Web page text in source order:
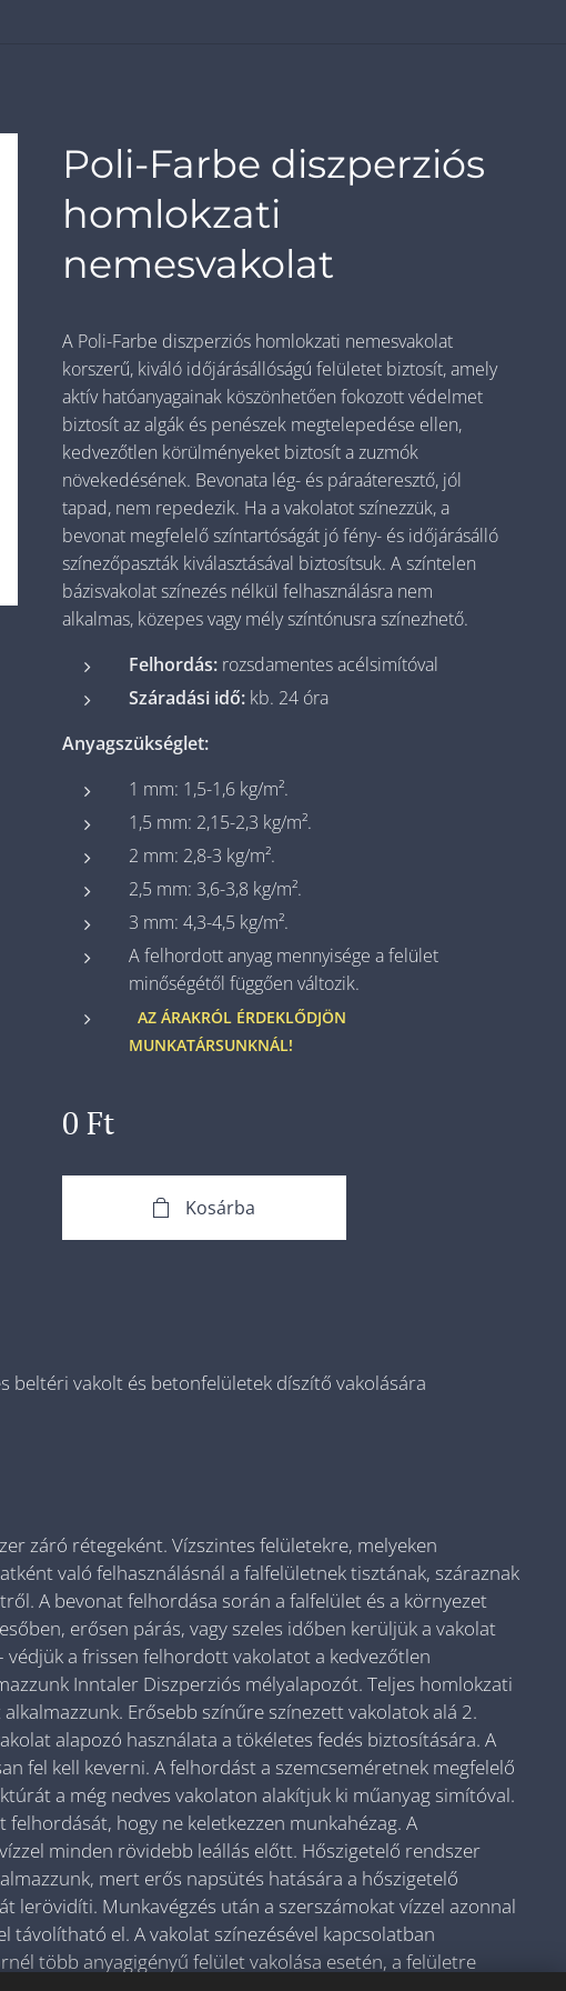
Poli-Farbe diszperziós
homlokzati
nemesvakolat
A Poli-Farbe diszperziós homlokzati nemesvakolat
korszerű, kiváló időjárásállóságú felületet biztosít, amely
aktív hatóanyagainak köszönhetően fokozott védelmet
biztosít az algák és penészek megtelepedése ellen,
kedvezőtlen körülményeket biztosít a zuzmók
növekedésének. Bevonata lég- és páraáteresztő, jól
tapad, nem repedezik. Ha a vakolatot színezzük, a
bevonat megfelelő színtartóságát jó fény- és időjárásálló
színezőpaszták kiválasztásával biztosítsuk. A színtelen
bázisvakolat színezés nélkül felhasználásra nem
alkalmas, közepes vagy mély színtónusra színezhető.
Felhordás: rozsdamentes acélsimítóval
Száradási idő: kb. 24 óra
Anyagszükséglet:
1 mm: 1,5-1,6 kg/m².
1,5 mm: 2,15-2,3 kg/m².
2 mm: 2,8-3 kg/m².
2,5 mm: 3,6-3,8 kg/m².
3 mm: 4,3-4,5 kg/m².
A felhordott anyag mennyisége a felület
minőségétől függően változik.
AZ ÁRAKRÓL ÉRDEKLŐDJÖN
MUNKATÁRSUNKNÁL!
0 Ft
Kosárba
beltéri vakolt és betonfelületek díszítő vakolására
záró rétegeként. Vízszintes felületekre, melyeken
való felhasználásnál a falfelületnek tisztának, száraznak
A bevonat felhordása során a falfelület és a környezet
erősen párás, vagy szeles időben kerüljük a vakolat
a frissen felhordott vakolatot a kedvezőtlen
Inntaler Diszperziós mélyalapozót. Teljes homlokzati
Erősebb színűre színezett vakolatok alá 2.
alapozó használata a tökéletes fedés biztosítására. A
fel kell keverni. A felhordást a szemcseméretnek megfelelő
a még nedves vakolaton alakítjuk ki műanyag simítóval.
hogy ne keletkezzen munkahézag. A
minden rövidebb leállás előtt. Hőszigetelő rendszer
mert erős napsütés hatására a hőszigetelő
Munkavégzés után a szerszámokat vízzel azonnal
távolítható el. A vakolat színezésével kapcsolatban
több anyagigényű felület vakolása esetén, a felületre